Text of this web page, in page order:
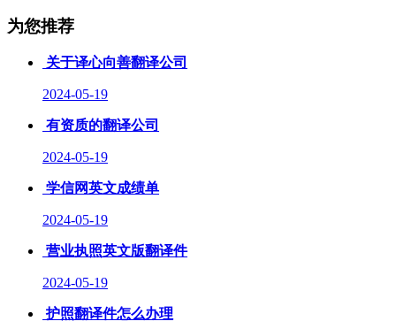
为您推荐
关于译心向善翻译公司
2024-05-19
有资质的翻译公司
2024-05-19
学信网英文成绩单
2024-05-19
营业执照英文版翻译件
2024-05-19
护照翻译件怎么办理